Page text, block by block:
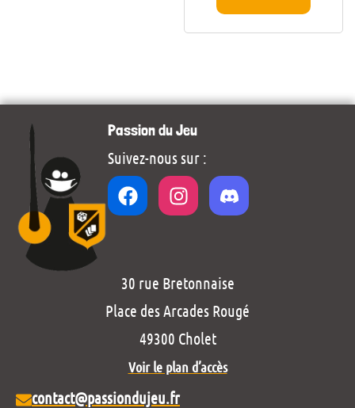
Passion du Jeu
Suivez-nous sur :
30 rue Bretonnaise
Place des Arcades Rougé
49300 Cholet
Voir le plan d’accès
contact@passiondujeu.fr